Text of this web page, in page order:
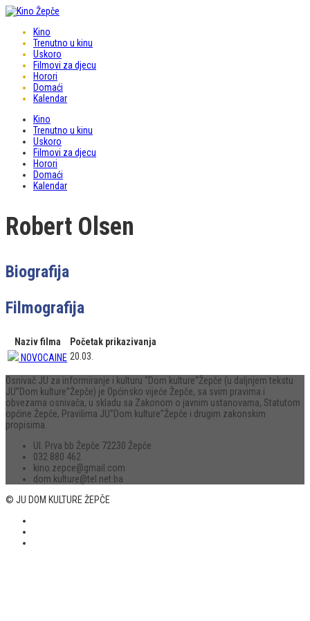
Kino
Trenutno u kinu
Uskoro
Filmovi za djecu
Horori
Domaći
Kalendar
Kino
Trenutno u kinu
Uskoro
Filmovi za djecu
Horori
Domaći
Kalendar
Robert Olsen
Biografija
Filmografija
Naziv filma
Početak prikazivanja
NOVOCAINE 20.03.
Osnivač JU za informiranje i kulturu “Dom kulture“Žepče (u daljnjem tekstu
JU”Dom kulture”Žepče) je Općinsko vijeće Žepče, sa svim pravima i
obvezama osnivača, u skladu sa Zakonom o javnim ustanovama, Statutom
općine Žepče, Pravilima JU”Dom kulture”Žepče i drugim zakonskim
propisima.
Ul. Prva bb Žepče 72230 Žepče
032 880 462
kino.zepce@gmail.com
dom.kulture@tel.net.ba
© JU DOM KULTURE ŽEPČE